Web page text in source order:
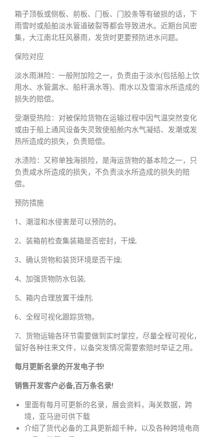
箱子顶板或侧板、前板、门板、门胶条等有破损的话，下
雨雪时或船舶淡水管道破裂等都会导致进水。近期台风密
集，大江南北狂风暴雨，发货时更要预防进水问题。
保险对应
淡水雨淋险：一般附加险之一，负责由于淡水(包括船上饮
用水、水管漏水、船杆滴水等)、雨水以及雪溶水所造成的
损失的赔偿。
受潮受热险：对被保险货物在运输过程中因气温突然变化
或由于船上通风设备失灵致使船舱内水气凝结、发潮或发
热所造成的损失，负责赔偿。
水渍险：又称单独海损险，是海运货物的基本险之一，只
负责咸水所造成的损失，不负责淡水所造成的损失的赔
偿。
预防措施
1、潮湿和水侵害是可以预防的。
2、装箱前检查集装箱是否密封，干燥;
3、确认货物和装货环境是否干燥;
4、加强货物防水包装;
5、箱内合理放置干燥剂;
6、全程可视化跟踪货物。
7、货物运输各环节需要做到实时掌控，尽量全程可视化，
留好各种往来文件，以备突发情况需要索赔时举证之用。
每月更新名录的开发电子书!
销售开发客户必备,百万条名录!
里面有每月可更新的名录，展会资料，海关数据，跨
境，亚马逊可供下载
介绍了货代必备的工具更新超千种，以及各种跨境电商